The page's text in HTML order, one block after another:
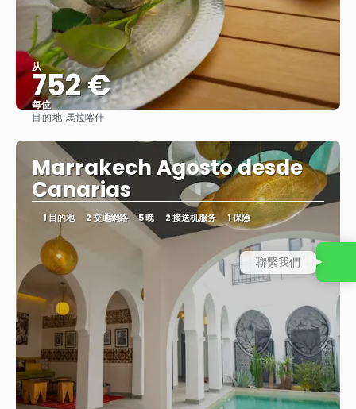
从
752 €
每位
目的地:馬拉喀什
Marrakech Agosto desde
Canarias
1 目的地 2 交通網絡 5 晚 2 接送机服务 1 保險
聯繫我們